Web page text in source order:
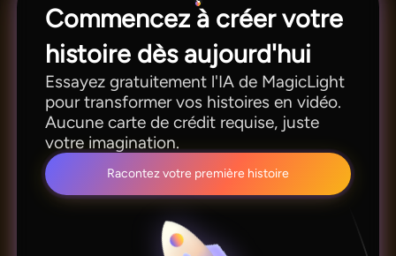
Commencez à créer votre
histoire dès aujourd'hui
Essayez gratuitement l'IA de MagicLight
pour transformer vos histoires en vidéo.
Aucune carte de crédit requise, juste
votre imagination.
Racontez votre première histoire